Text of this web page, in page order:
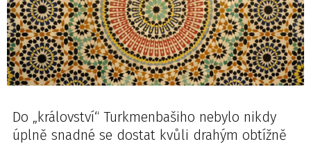
Do „království“ Turkmenbašiho nebylo nikdy
úplně snadné se dostat kvůli drahým obtížně